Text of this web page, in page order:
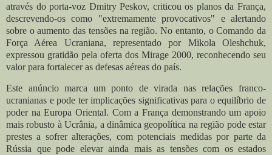
através do porta-voz Dmitry Peskov, criticou os planos da França,
descrevendo-os como "extremamente provocativos" e alertando
sobre o aumento das tensões na região. No entanto, o Comando da
Força Aérea Ucraniana, representado por Mikola Oleshchuk,
expressou gratidão pela oferta dos Mirage 2000, reconhecendo seu
valor para fortalecer as defesas aéreas do país.
Este anúncio marca um ponto de virada nas relações franco-
ucranianas e pode ter implicações significativas para o equilíbrio de
poder na Europa Oriental. Com a França demonstrando um apoio
mais robusto à Ucrânia, a dinâmica geopolítica na região pode estar
prestes a sofrer alterações, com potenciais medidas por parte da
Rússia que pode elevar ainda mais as tensões com os estados